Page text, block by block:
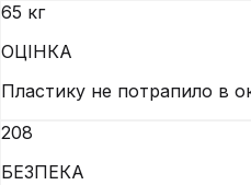
65 кг
ОЦІНКА
Пластику не потрапило в
208
БЕЗПЕКА